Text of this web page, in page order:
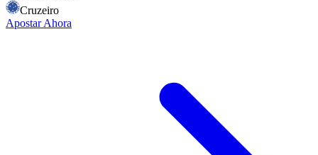
Cruzeiro
Apostar Ahora